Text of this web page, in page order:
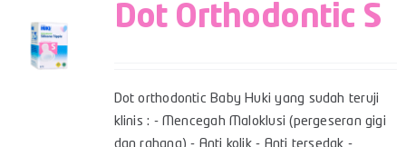
Dot Orthodontic S
Dot orthodontic Baby Huki yang sudah teruji
klinis : - Mencegah Maloklusi (pergeseran gigi